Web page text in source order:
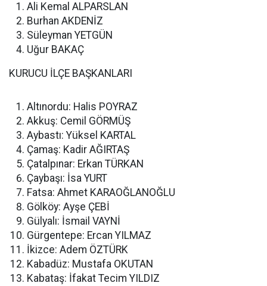
Ali Kemal ALPARSLAN
Burhan AKDENİZ
Süleyman YETGÜN
Uğur BAKAÇ
KURUCU İLÇE BAŞKANLARI
Altınordu: Halis POYRAZ
Akkuş: Cemil GÖRMÜŞ
Aybastı: Yüksel KARTAL
Çamaş: Kadir AĞIRTAŞ
Çatalpınar: Erkan TÜRKAN
Çaybaşı: İsa YURT
Fatsa: Ahmet KARAOĞLANOĞLU
Gölköy: Ayşe ÇEBİ
Gülyalı: İsmail VAYNİ
Gürgentepe: Ercan YILMAZ
İkizce: Adem ÖZTÜRK
Kabadüz: Mustafa OKUTAN
Kabataş: İfakat Tecim YILDIZ